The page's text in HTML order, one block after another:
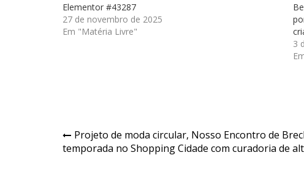
Elementor #43287
27 de novembro de 2025
Em "Matéria Livre"
3
Navegação
de
Projeto de moda circular, Nosso Encontro de
temporada no Shopping Cidade com curadoria de